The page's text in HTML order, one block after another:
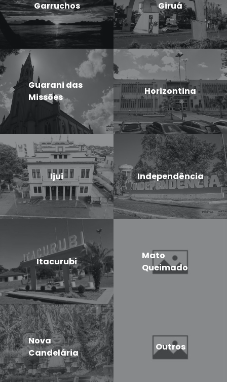
Garruchos Giruá
Guarani das
Missões
Horizontina
Ijui Independência
Itacurubi
Mato
Queimado
Nova
Candelária
Outros